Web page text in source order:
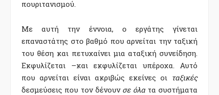
πουριτανισμού.
Με αυτή την έννοια, ο εργάτης γίνεται
επαναστάτης στο βαθμό που αρνείται την ταξική
του θέση και πετυχαίνει μια αταξική συνείδηση.
Εκφυλίζεται –και εκφυλίζεται υπέροχα. Αυτό
που αρνείται είναι ακριβώς εκείνες οι ταξικές
δεσμεύσεις που τον δένουν σε όλατα συστήματα